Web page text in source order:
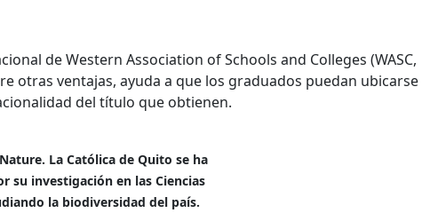
de Western Association of Schools and Colleges (WASC,
otras ventajas, ayuda a que los graduados puedan ubicarse
del título que obtienen.
La Católica de Quito se ha
su investigación en las Ciencias
la biodiversidad del país.